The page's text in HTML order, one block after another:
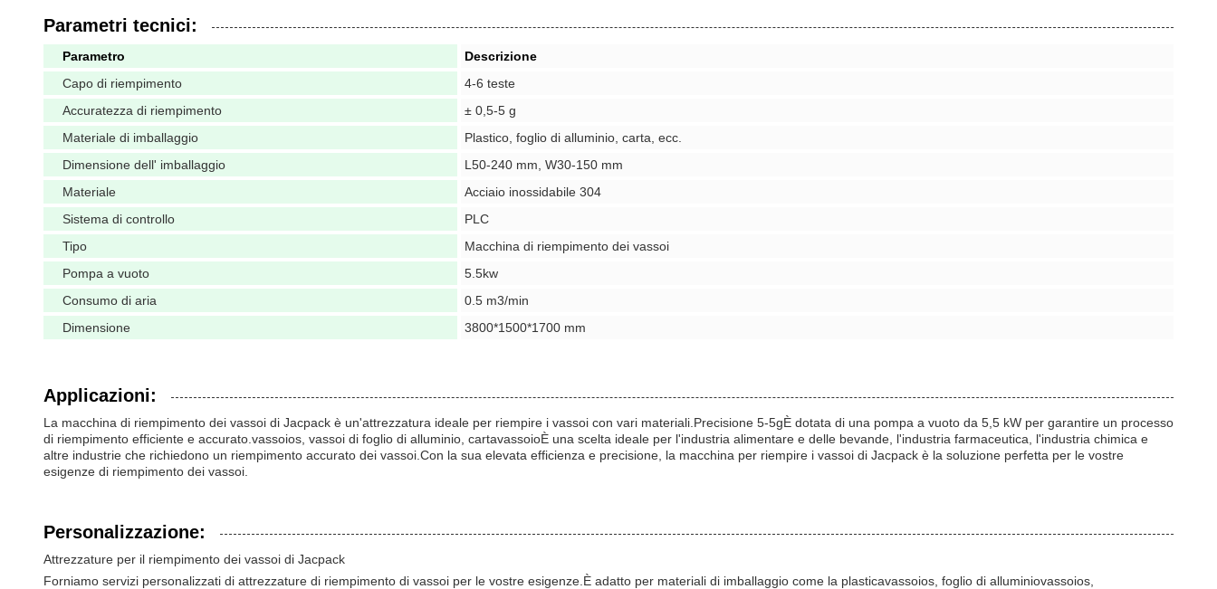
Parametri tecnici:
Parametro
Descrizione
Capo di riempimento
4-6 teste
Accuratezza di riempimento
± 0,5-5 g
Materiale di imballaggio
Plastico, foglio di alluminio, carta, ecc.
Dimensione dell' imballaggio
L50-240 mm, W30-150 mm
Materiale
Acciaio inossidabile 304
Sistema di controllo
PLC
Tipo
Macchina di riempimento dei vassoi
Pompa a vuoto
5.5kw
Consumo di aria
0.5 m3/min
Dimensione
3800*1500*1700 mm
Applicazioni:
La macchina di riempimento dei vassoi di Jacpack è un'attrezzatura ideale per riempire i vassoi con vari materiali.Precisione 5-5gÈ dotata di una pompa a vuoto da 5,5 kW per garantire un processo
di riempimento efficiente e accurato. vassoios, vassoi di foglio di alluminio, cartavassoioÈ una scelta ideale per l'industria alimentare e delle bevande, l'industria farmaceutica, l'industria chimica e
altre industrie che richiedono un riempimento accurato dei vassoi.Con la sua elevata efficienza e precisione, la macchina per riempire i vassoi di Jacpack è la soluzione perfetta per le vostre
esigenze di riempimento dei vassoi.
Personalizzazione:
Attrezzature per il riempimento dei vassoi di Jacpack
Forniamo servizi personalizzati di attrezzature di riempimento di vassoi per le vostre esigenze.È adatto per materiali di imballaggio come la plasticavassoios, foglio di alluminiovassoios,